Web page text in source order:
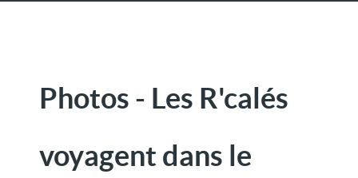
Photos - Les R'calés
voyagent dans le